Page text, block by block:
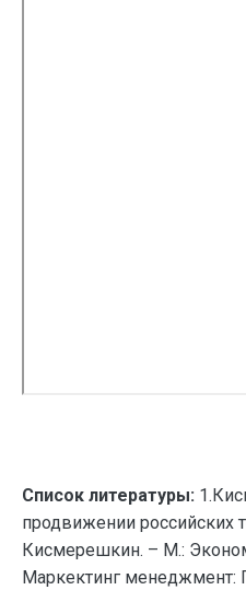
Список литературы:
продвижении российских
Кисмерешкин. – М.:
Маркектинг менеджмент: